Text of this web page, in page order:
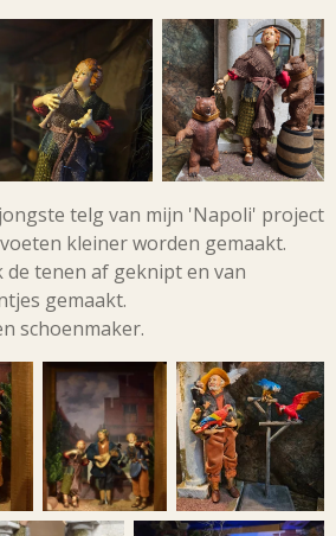
telg van mijn 'Napoli' project
kleiner worden gemaakt.
de tenen af geknipt en van
gemaakt.
schoenmaker.